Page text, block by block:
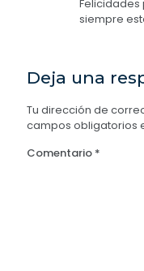
Felicidades
siempre
Deja una
Tu dirección de
campos obligatorios
Comentario *